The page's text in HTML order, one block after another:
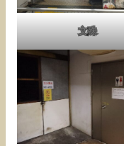
文殊